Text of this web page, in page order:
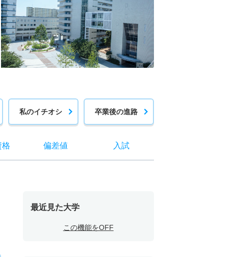
私のイチオシ 卒業後の進路
格 偏差値 入試
最近見た大学
この機能をOFF